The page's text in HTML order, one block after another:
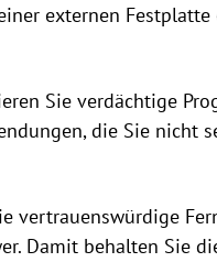
externen
Sie verdächtige
die Sie nicht
vertrauenswürdige
Damit behalten Sie